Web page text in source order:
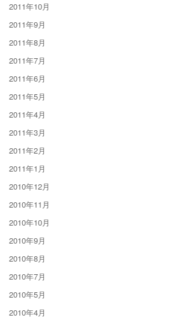
2011年10月
2011年9月
2011年8月
2011年7月
2011年6月
2011年5月
2011年4月
2011年3月
2011年2月
2011年1月
2010年12月
2010年11月
2010年10月
2010年9月
2010年8月
2010年7月
2010年5月
2010年4月